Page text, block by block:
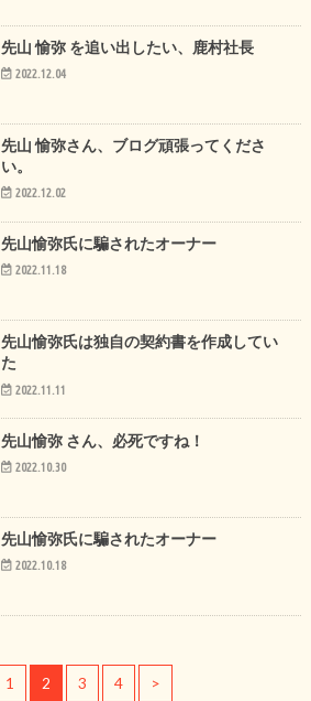
先山 愉弥 を追い出したい、鹿村社長
2022.12.04
先山 愉弥さん、ブログ頑張ってくださ
い。
2022.12.02
先山愉弥氏に騙されたオーナー
2022.11.18
先山愉弥氏は独自の契約書を作成してい
た
2022.11.11
先山愉弥 さん、必死ですね！
2022.10.30
先山愉弥氏に騙されたオーナー
2022.10.18
1 2 3 4 >